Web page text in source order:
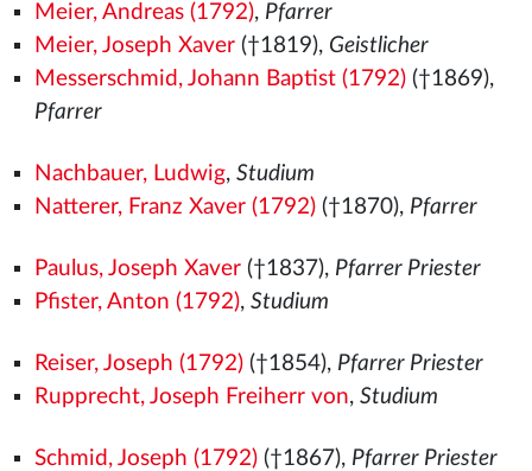
Meier, Andreas (1792), Pfarrer
Meier, Joseph Xaver(†1819), Geistlicher
Messerschmid, Johann Baptist (1792)(†1869),
Pfarrer
Nachbauer, Ludwig, Studium
Natterer, Franz Xaver (1792)(†1870), Pfarrer
Paulus, Joseph Xaver(†1837), Pfarrer Priester
Pfister, Anton (1792), Studium
Reiser, Joseph (1792)(†1854), Pfarrer Priester
Rupprecht, Joseph Freiherr von, Studium
Schmid, Joseph (1792)(†1867), Pfarrer Priester